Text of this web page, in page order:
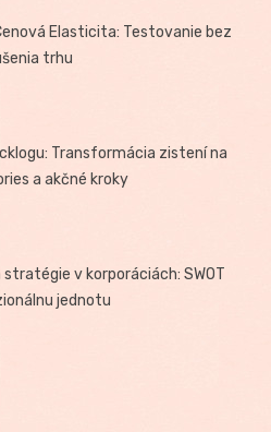
Elasticita: Testovanie bez
trhu
Transformácia zistení na
a akčné kroky
stratégie v korporáciách: SWOT
jednotu